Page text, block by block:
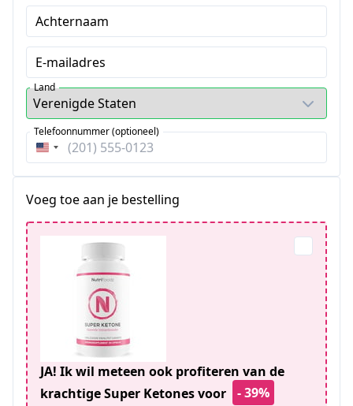
Achternaam
E-mailadres
Land
Verenigde
Telefoonnummer (optioneel)
Voeg toe aan je bestelling
JA! Ik wil meteen ook profiteren van de
krachtige Super Ketones voor
- 39%